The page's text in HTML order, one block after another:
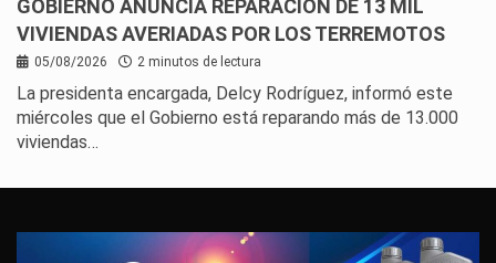
GOBIERNO ANUNCIA REPARACIÓN DE 13 MIL
VIVIENDAS AVERIADAS POR LOS TERREMOTOS
05/08/2026 2 minutos de lectura
La presidenta encargada, Delcy Rodríguez, informó este
miércoles que el Gobierno está reparando más de 13.000
viviendas…